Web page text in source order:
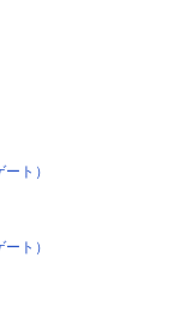
ト）
ト）